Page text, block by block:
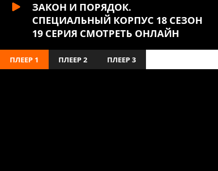
ЗАКОН И ПОРЯДОК.
СПЕЦИАЛЬНЫЙ КОРПУС 18 СЕЗОН
19 СЕРИЯ СМОТРЕТЬ ОНЛАЙН
ПЛЕЕР 1 ПЛЕЕР 2 ПЛЕЕР 3